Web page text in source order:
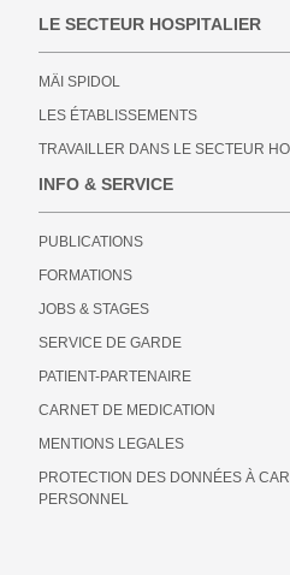
LE SECTEUR HOSPITALIER
MÄI SPIDOL
LES ÉTABLISSEMENTS
TRAVAILLER DANS LE SECTEUR
INFO & SERVICE
PUBLICATIONS
FORMATIONS
JOBS & STAGES
SERVICE DE GARDE
PATIENT-PARTENAIRE
CARNET DE MEDICATION
MENTIONS LEGALES
PROTECTION DES DONNÉES À
PERSONNEL